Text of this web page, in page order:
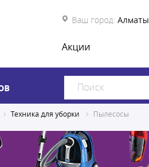
Ваш город: Алматы
Акции
Техника для уборки Пылесосы